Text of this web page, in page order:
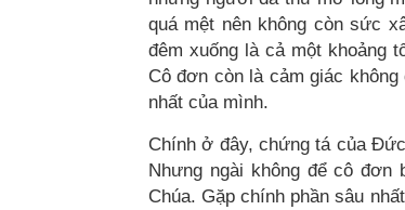
quá mệt nên không còn sức
đêm xuống là cả một khoảng
Cô đơn còn là cảm giác
nhất của mình.
Chính ở đây, chứng tá của
Nhưng ngài không để cô đơn
Chúa. Gặp chính phần sâu